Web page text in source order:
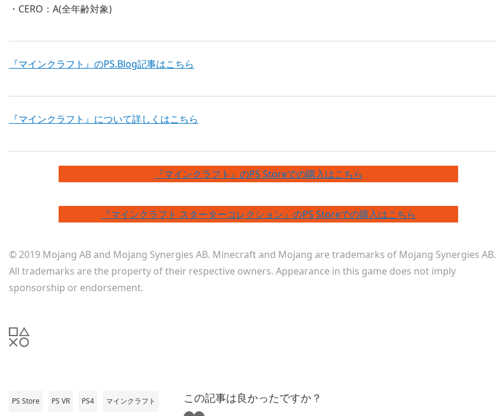
・CERO：A(全年齢対象)
『マインクラフト』のPS.Blog記事はこちら
『マインクラフト』について詳しくはこちら
『マインクラフト』のPS Storeでの購入はこちら
『マインクラフト スターターコレクション』のPS Storeでの購入はこちら
© 2019 Mojang AB and Mojang Synergies AB. Minecraft and Mojang are trademarks of Mojang Synergies AB.
All trademarks are the property of their respective owners. Appearance in this game does not imply
sponsorship or endorsement.
PS Store PS VR PS4 マインクラフト
この記事は良かったですか？